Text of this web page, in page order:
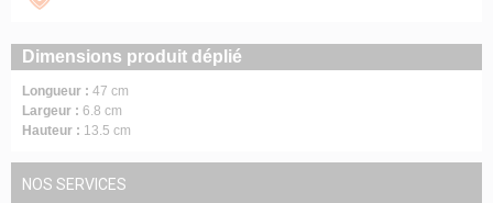
Dimensions produit déplié
Longueur : 47 cm
Largeur : 6.8 cm
Hauteur : 13.5 cm
NOS SERVICES